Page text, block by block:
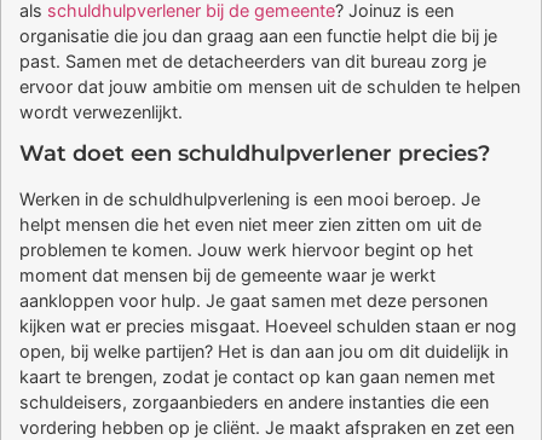
als schuldhulpverlener bij de gemeente? Joinuz is een
organisatie die jou dan graag aan een functie helpt die bij je
past. Samen met de detacheerders van dit bureau zorg je
ervoor dat jouw ambitie om mensen uit de schulden te helpen
wordt verwezenlijkt.
Wat doet een schuldhulpverlener precies?
Werken in de schuldhulpverlening is een mooi beroep. Je
helpt mensen die het even niet meer zien zitten om uit de
problemen te komen. Jouw werk hiervoor begint op het
moment dat mensen bij de gemeente waar je werkt
aankloppen voor hulp. Je gaat samen met deze personen
kijken wat er precies misgaat. Hoeveel schulden staan er nog
open, bij welke partijen? Het is dan aan jou om dit duidelijk in
kaart te brengen, zodat je contact op kan gaan nemen met
schuldeisers, zorgaanbieders en andere instanties die een
vordering hebben op je cliënt. Je maakt afspraken en zet een